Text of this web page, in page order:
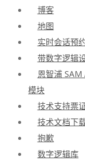
博客
地图
实时会话预
带数字逻辑
恩智浦
模块
技术支持票
技术文档下
抱歉
数字逻辑库